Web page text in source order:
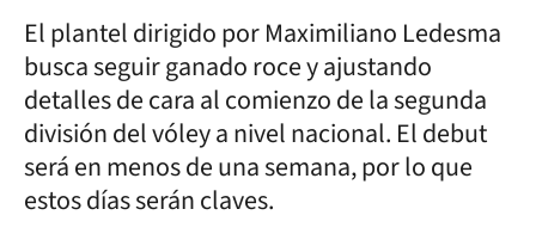
El plantel dirigido por Maximiliano Ledesma
busca seguir ganado roce y ajustando
detalles de cara al comienzo de la segunda
división del vóley a nivel nacional. El debut
será en menos de una semana, por lo que
estos días serán claves.